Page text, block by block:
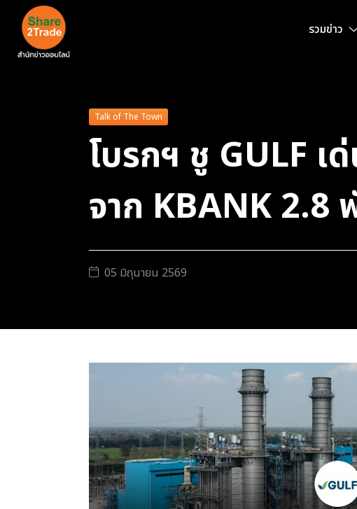
รวมข่าว
Talk of The Town
โบรกฯ ชู GULF
จาก KBANK 2.8
05 มิถุนายน 2569